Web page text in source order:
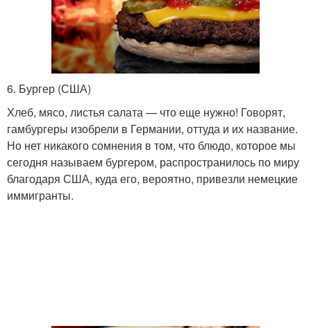
6. Бургер (США)
Хлеб, мясо, листья салата — что еще нужно! Говорят,
гамбургеры изобрели в Германии, оттуда и их название.
Но нет никакого сомнения в том, что блюдо, которое мы
сегодня называем бургером, распространилось по миру
благодаря США, куда его, вероятно, привезли немецкие
иммигранты.